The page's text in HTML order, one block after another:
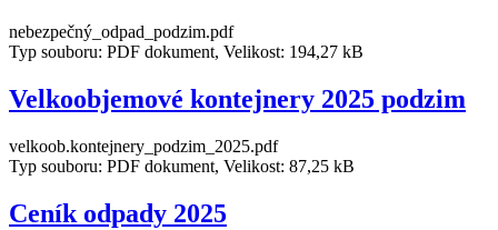
nebezpečný_odpad_podzim.pdf
Typ souboru: PDF dokument, Velikost: 194,27 kB
Velkoobjemové kontejnery 2025 podzim
velkoob.kontejnery_podzim_2025.pdf
Typ souboru: PDF dokument, Velikost: 87,25 kB
Ceník odpady 2025